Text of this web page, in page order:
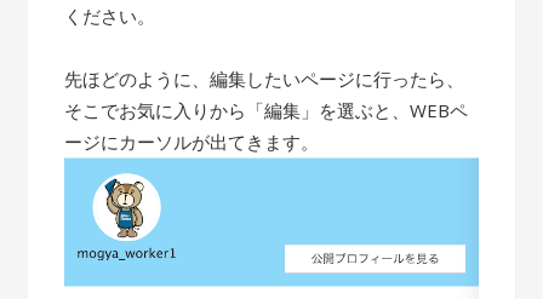
ください。
先ほどのように、編集したいページに行ったら、
そこでお気に入りから「編集」を選ぶと、WEBペ
ージにカーソルが出てきます。